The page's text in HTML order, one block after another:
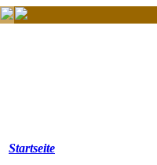
Startseite